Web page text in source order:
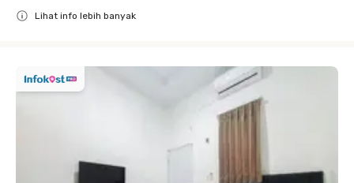
Lihat info lebih banyak